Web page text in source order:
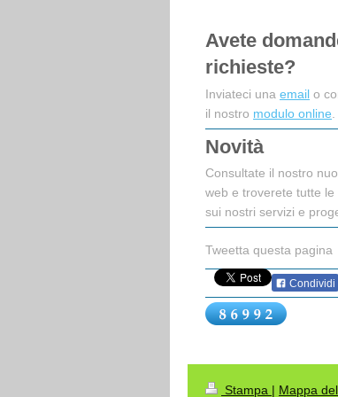
Avete
richieste?
Inviateci una email o
il nostro modulo online
Novità
Consultate il nostro
web e troverete tutte le
sui nostri servizi e
Tweetta questa pagina
Condividi
Stampa | Mappa